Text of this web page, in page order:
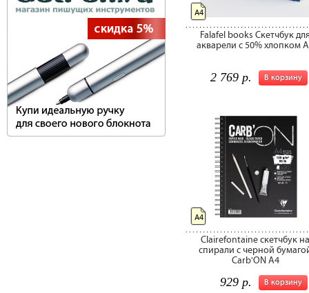
Falafel books Скетчбук
акварели с 50% хлопком
В корзину
2 769 р.
А4
Clairefontaine скетчбук на
спирали с черной
Carb'ON A4
В корзину
929 р.
А4